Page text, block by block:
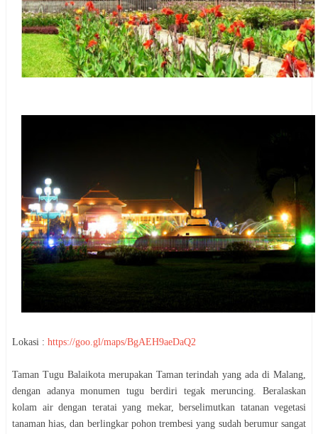
Lokasi : https://goo.gl/maps/BgAEH9aeDaQ2
Taman Tugu Balaikota merupakan Taman terindah yang ada di Malang,
dengan adanya monumen tugu berdiri tegak meruncing. Beralaskan
kolam air dengan teratai yang mekar, berselimutkan tatanan vegetasi
tanaman hias, dan berlingkar pohon trembesi yang sudah berumur sangat